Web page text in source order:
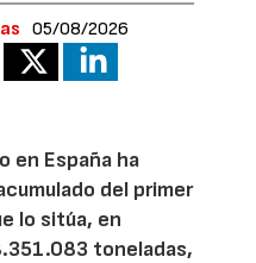
05/08/2026
en España ha
del primer
lo sitúa, en
toneladas,